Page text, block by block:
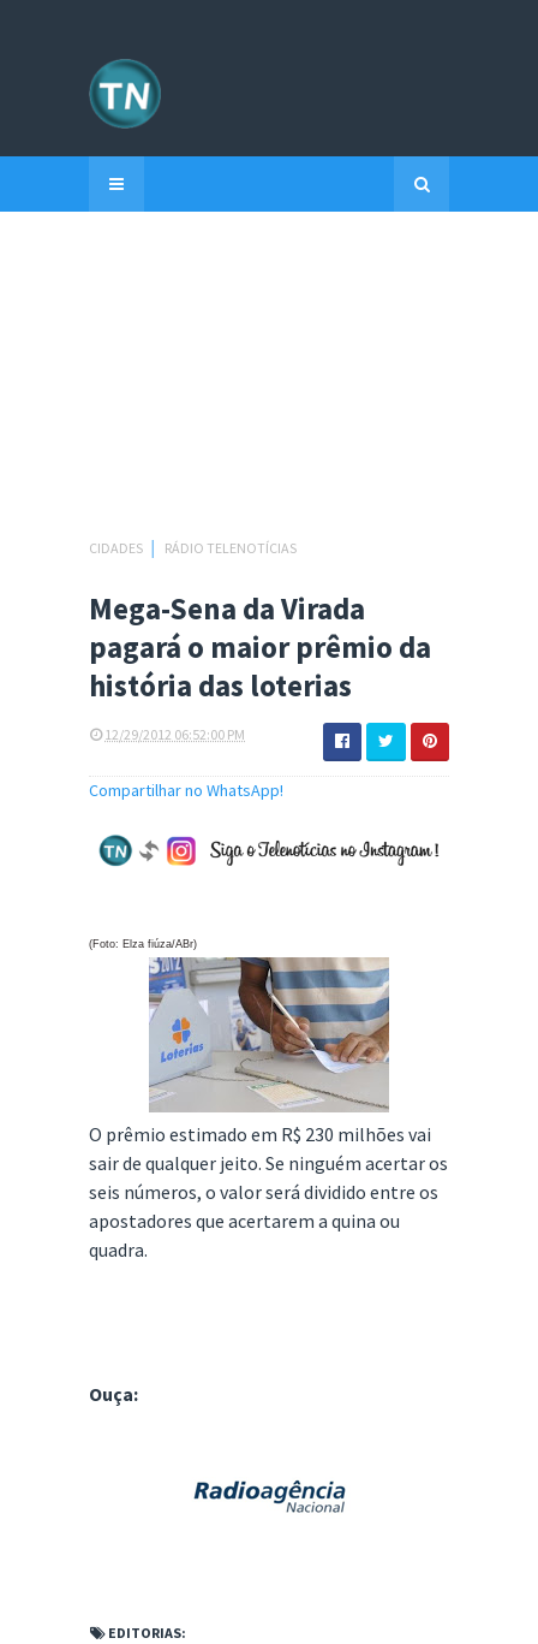
CIDADES RÁDIO TELENOTÍCIAS
Mega-Sena da Virada
pagará o maior prêmio da
história das loterias
12/29/2012 06:52:00 PM
Compartilhar no WhatsApp!
(Foto: Elza fiúza/ABr)
O prêmio estimado em R$ 230 milhões vai
sair de qualquer jeito. Se ninguém acertar os
seis números, o valor será dividido entre os
apostadores que acertarem a quina ou
quadra.
Ouça:
EDITORIAS: